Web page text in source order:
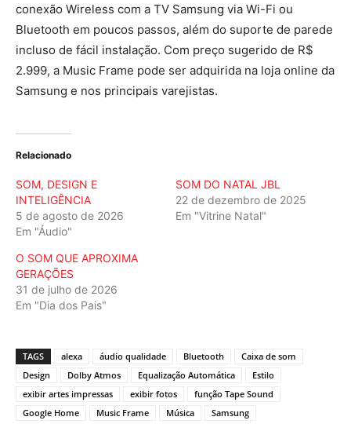
conexão Wireless com a TV Samsung via Wi-Fi ou
Bluetooth em poucos passos, além do suporte de parede
incluso de fácil instalação. Com preço sugerido de R$
2.999, a Music Frame pode ser adquirida na loja online da
Samsung e nos principais varejistas.
Relacionado
SOM, DESIGN E
INTELIGÊNCIA
5 de agosto de 2026
Em "Áudio"
SOM DO NATAL JBL
22 de dezembro de 2025
Em "Vitrine Natal"
O SOM QUE APROXIMA
GERAÇÕES
31 de julho de 2026
Em "Dia dos Pais"
TAGS alexa áudio qualidade Bluetooth
Caixa de som
Design
Dolby Atmos Equalização Automática
Estilo
exibir artes impressas
exibir fotos
função Tape Sound
Google Home
Music Frame Música Samsung